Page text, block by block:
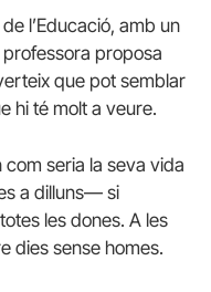
l’Educació, amb un
proposa
que pot semblar
hi té molt a veure.
seria la seva vida
a dilluns— si
les dones. A les
dies sense homes.